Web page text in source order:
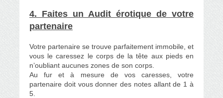
4. Faites un Audit érotique de votre
partenaire
Votre partenaire se trouve parfaitement immobile, et
vous le caressez le corps de la tête aux pieds en
n’oubliant aucunes zones de son corps.
Au fur et à mesure de vos caresses, votre
partenaire doit vous donner des notes allant de 1 à
5.